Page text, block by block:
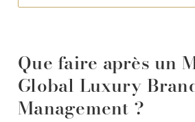
Que faire après un
Global Luxury
Management ?